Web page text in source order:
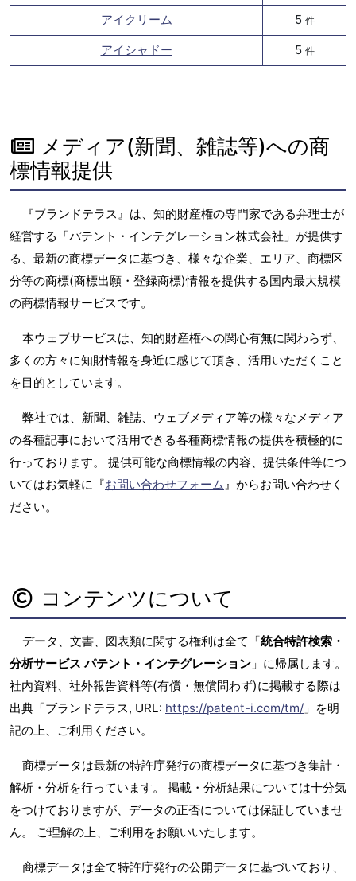
アイクリーム 5 件
アイシャドー 5 件
メディア(新聞、雑誌等)への商
標情報提供
『ブランドテラス』は、知的財産権の専門家である弁理士が
経営する「パテント・インテグレーション株式会社」が提供す
る、最新の商標データに基づき、様々な企業、エリア、商標区
分等の商標(商標出願・登録商標)情報を提供する国内最大規模
の商標情報サービスです。
本ウェブサービスは、知的財産権への関心有無に関わらず、
多くの方々に知財情報を身近に感じて頂き、活用いただくこと
を目的としています。
弊社では、新聞、雑誌、ウェブメディア等の様々なメディア
の各種記事において活用できる各種商標情報の提供を積極的に
行っております。 提供可能な商標情報の内容、提供条件等につ
いてはお気軽に『お問い合わせフォーム 』からお問い合わせく
ださい。
コンテンツについて
データ、文書、図表類に関する権利は全て「統合特許検索・
分析サービス パテント・インテグレーション 」に帰属します。
社内資料、社外報告資料等(有償・無償問わず)に掲載する際は
出典「ブランドテラス, URL: https://patent-i.com/tm/ 」を明
記の上、ご利用ください。
商標データは最新の特許庁発行の商標データに基づき集計・
解析・分析を行っています。 掲載・分析結果については十分気
をつけておりますが、データの正否については保証していませ
ん。 ご理解の上、ご利用をお願いいたします。
商標データは全て特許庁発行の公開データに基づいており、